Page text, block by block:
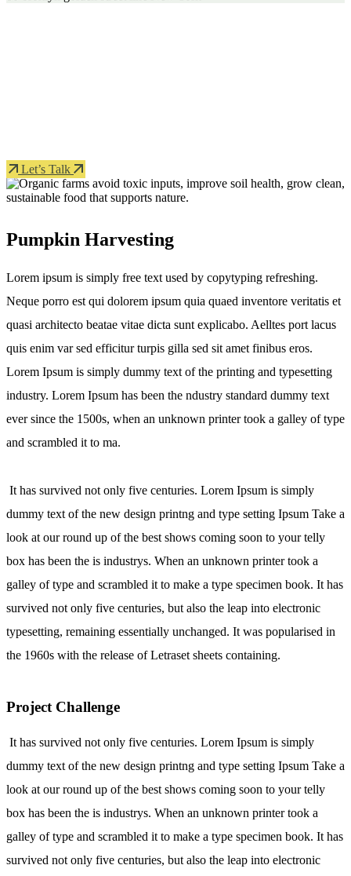
Let’s Talk
Pumpkin Harvesting
Lorem ipsum is simply free text used by copytyping refreshing.
Neque porro est qui dolorem ipsum quia quaed inventore veritatis et
quasi architecto beatae vitae dicta sunt explicabo. Aelltes port lacus
quis enim var sed efficitur turpis gilla sed sit amet finibus eros.
Lorem Ipsum is simply dummy text of the printing and typesetting
industry. Lorem Ipsum has been the ndustry standard dummy text
ever since the 1500s, when an unknown printer took a galley of type
and scrambled it to ma.
It has survived not only five centuries. Lorem Ipsum is simply
dummy text of the new design printng and type setting Ipsum Take a
look at our round up of the best shows coming soon to your telly
box has been the is industrys. When an unknown printer took a
galley of type and scrambled it to make a type specimen book. It has
survived not only five centuries, but also the leap into electronic
typesetting, remaining essentially unchanged. It was popularised in
the 1960s with the release of Letraset sheets containing.
Project Challenge
It has survived not only five centuries. Lorem Ipsum is simply
dummy text of the new design printng and type setting Ipsum Take a
look at our round up of the best shows coming soon to your telly
box has been the is industrys. When an unknown printer took a
galley of type and scrambled it to make a type specimen book. It has
survived not only five centuries, but also the leap into electronic